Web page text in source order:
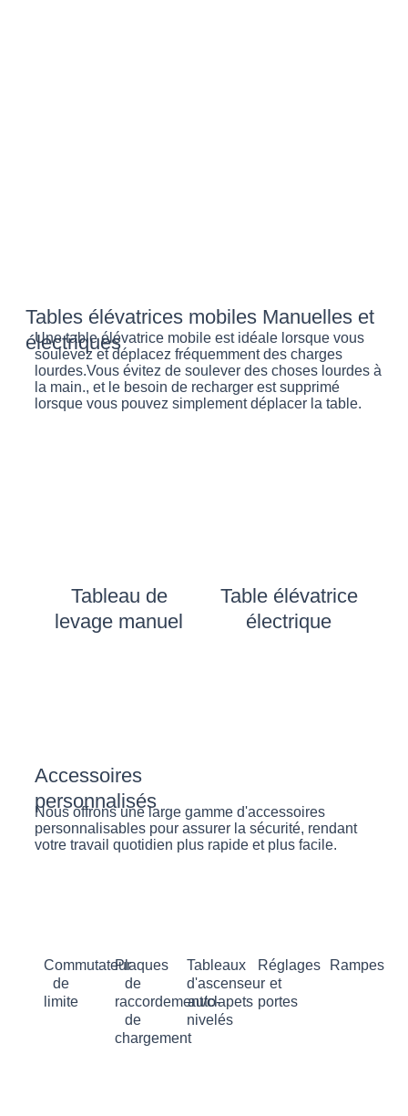
Tables élévatrices mobiles Manuelles et
électriques
Une table élévatrice mobile est idéale lorsque vous
soulevez et déplacez fréquemment des charges
lourdes.Vous évitez de soulever des choses lourdes à
la main., et le besoin de recharger est supprimé
lorsque vous pouvez simplement déplacer la table.
Tableau de
levage manuel
Table élévatrice
électrique
Accessoires
personnalisés
Nous offrons une large gamme d'accessoires
personnalisables pour assurer la sécurité, rendant
votre travail quotidien plus rapide et plus facile.
Commutateur
de
limite
Plaques
de
raccordement/clapets
de
chargement
Tableaux
d'ascenseur
auto-
nivelés
Réglages
et
portes
Rampes